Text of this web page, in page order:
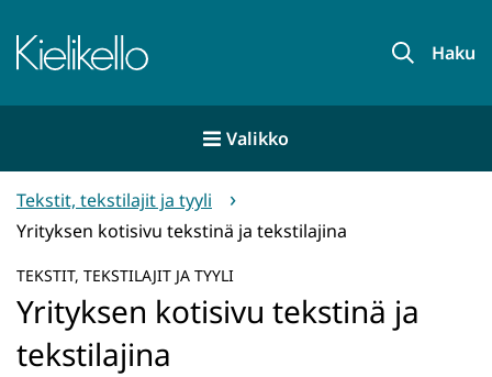
sisältöön
Etusivu Haku
Valikko
Tekstit, tekstilajit ja tyyli
Yrityksen kotisivu tekstinä ja tekstilajina
TEKSTIT, TEKSTILAJIT JA TYYLI
Yrityksen kotisivu tekstinä ja
tekstilajina